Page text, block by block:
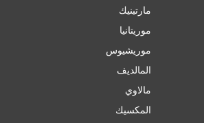
مارتينيك
موريتانيا
موريشيوس
المالديف
مالاوي
المكسيك